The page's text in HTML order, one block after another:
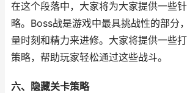
在这个段落中，大家将为大家提供一些
略。Boss战是游戏中最具挑战性的部分
量时刻和精力来进修。大家将提供一些
策略，帮助玩家轻松通过这些战斗。
六、隐藏关卡策略